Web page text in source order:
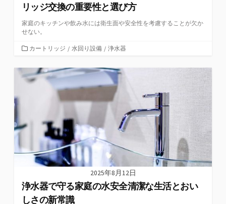
リッジ交換の重要性と選び方
家庭のキッチンや飲み水には衛生面や安全性を考慮することが欠か
せない。
カ
ゴ
リ
カートリッジ / 水回り設備 / 浄水器
2025年8月12日
浄水器で守る家庭の水安全清潔な生活とおい
しさの新常識